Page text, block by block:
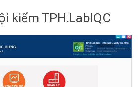
kiểm TPH.LabIQC